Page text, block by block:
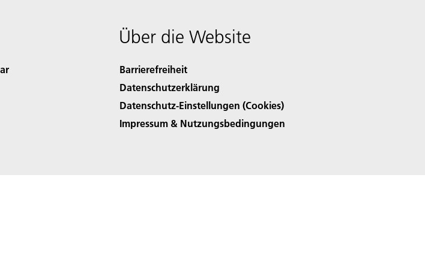
Über die Website
Barrierefreiheit
Datenschutzerklärung
Datenschutz-Einstellungen (Cookies)
Impressum & Nutzungsbedingungen